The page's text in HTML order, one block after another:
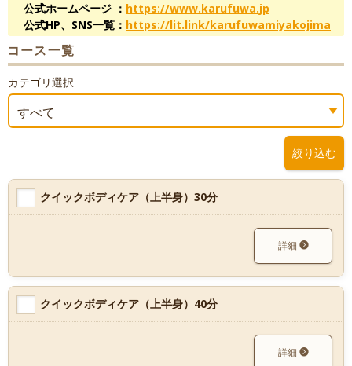
公式ホームページ ： https://www.karufuwa.jp
公式HP、SNS一覧： https://lit.link/karufuwamiyakojima
コース一覧
カテゴリ選択
すべて
絞り込む
クイックボディケア（上半身）30分
詳細
クイックボディケア（上半身）40分
詳細